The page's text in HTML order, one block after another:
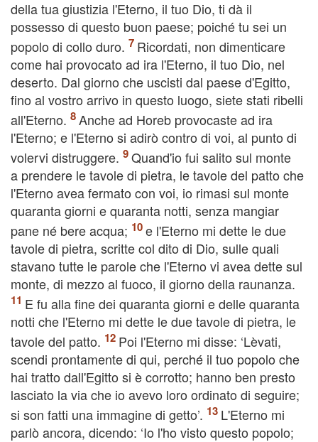
della tua giustizia l'Eterno, il tuo Dio, ti dà il
possesso di questo buon paese; poiché tu sei un
popolo di collo duro.
Ricordati, non dimenticare
come hai provocato ad ira l'Eterno, il tuo Dio, nel
deserto. Dal giorno che uscisti dal paese d'Egitto,
fino al vostro arrivo in questo luogo, siete stati ribelli
all'Eterno.
Anche ad Horeb provocaste ad ira
l'Eterno; e l'Eterno si adirò contro di voi, al punto di
volervi distruggere.
Quand'io fui salito sul monte
a prendere le tavole di pietra, le tavole del patto che
l'Eterno avea fermato con voi, io rimasi sul monte
quaranta giorni e quaranta notti, senza mangiar
pane né bere acqua;
e l'Eterno mi dette le due
tavole di pietra, scritte col dito di Dio, sulle quali
stavano tutte le parole che l'Eterno vi avea dette sul
monte, di mezzo al fuoco, il giorno della raunanza.
E fu alla fine dei quaranta giorni e delle quaranta
notti che l'Eterno mi dette le due tavole di pietra, le
tavole del patto.
Poi l'Eterno mi disse: ‘Lèvati,
scendi prontamente di qui, perché il tuo popolo che
hai tratto dall'Egitto si è corrotto; hanno ben presto
lasciato la via che io avevo loro ordinato di seguire;
si son fatti una immagine di getto’.
L'Eterno mi
parlò ancora, dicendo: ‘Io l'ho visto questo popolo;